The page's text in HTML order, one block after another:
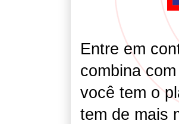
Entre em
combina
você tem o
tem de mais